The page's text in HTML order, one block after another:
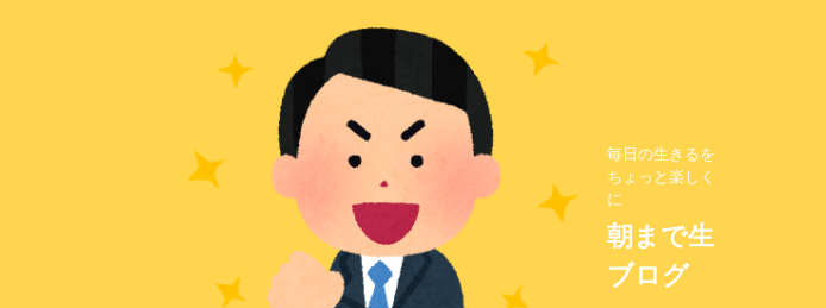
毎日の生きるを
ちょっと楽しく
に
朝まで生
ブログ